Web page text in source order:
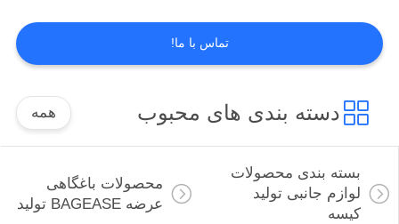
PRIVACY
محصولات ساحل
عرضه BAGEASE
تولید
88
تماس با ما!
دسته بندی های محبوب همه
بسته بندی محصولات
لوازم جانبی تولید
کیسه
محصولات باغگاهی
عرضه BAGEASE تولید